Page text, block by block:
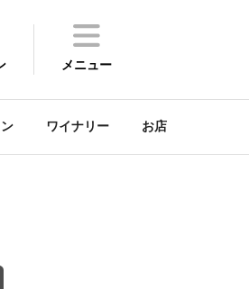
メニュー
ワイナリー お店